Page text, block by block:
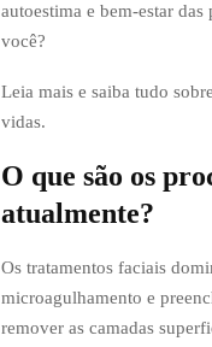
autoestima e bem-estar
você?
Leia mais e saiba tudo
vidas.
O que são os
atualmente?
Os tratamentos faciais
microagulhamento e
remover as camadas